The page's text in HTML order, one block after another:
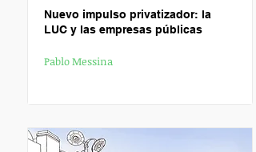
Nuevo impulso privatizador: la
LUC y las empresas públicas
Pablo Messina